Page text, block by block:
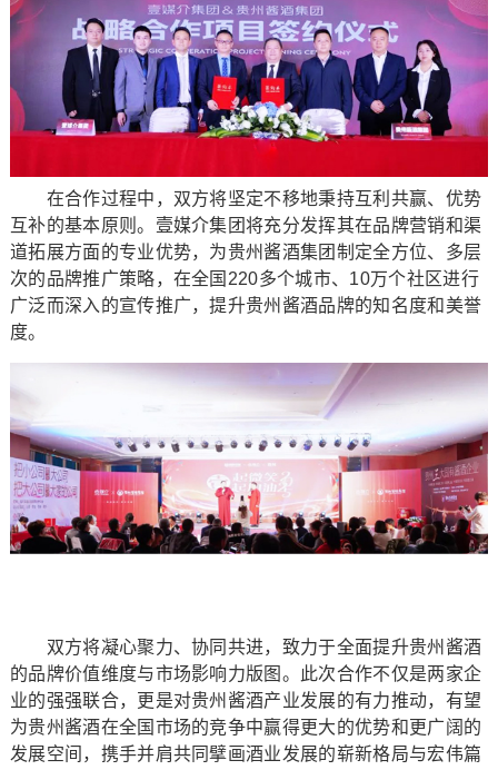
在合作过程中，双方将坚定不移地秉持互利共赢、优势
互补的基本原则。壹媒介集团将充分发挥其在品牌营销和渠
道拓展方面的专业优势，为贵州酱酒集团制定全方位、多层
次的品牌推广策略，在全国220多个城市、10万个社区进行
广泛而深入的宣传推广，提升贵州酱酒品牌的知名度和美誉
度。
双方将凝心聚力、协同共进，致力于全面提升贵州酱酒
的品牌价值维度与市场影响力版图。此次合作不仅是两家企
业的强强联合，更是对贵州酱酒产业发展的有力推动，有望
为贵州酱酒在全国市场的竞争中赢得更大的优势和更广阔的
发展空间，携手并肩共同擘画酒业发展的崭新格局与宏伟篇